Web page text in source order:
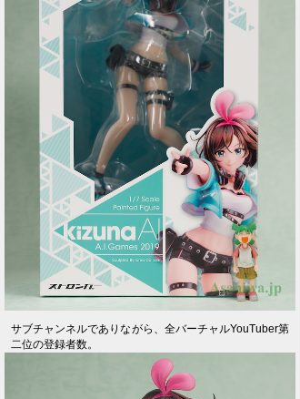
サブチャンネルでありながら、全バーチャルYouTuber第
二位の登録者数。